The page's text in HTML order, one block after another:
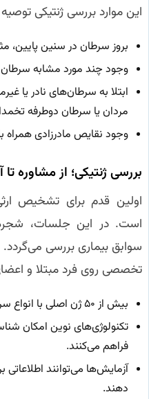
این موارد بررسی ژنتیکی
بروز سرطان در سنین پایین، مثلاً زیر
وجود چند مورد مشابه سرطان
ابتلا به سرطان‌های نادر یا
مردان یا سرطان دوطرفه
وجود نقایص مادرزادی همراه
بررسی ژنتیکی؛ از مشاوره
اولین قدم برای تشخیص
است. در این جلسات،
سوابق بیماری بررسی
تخصصی روی فرد مبتلا و
بیش از ۵۰ ژن اصلی با انواع سرطان‌های ارثی شناخته شده‌اند.
تکنولوژی‌های نوین امکان
فراهم می‌کنند.
آزمایش‌ها می‌توانند
دهند.